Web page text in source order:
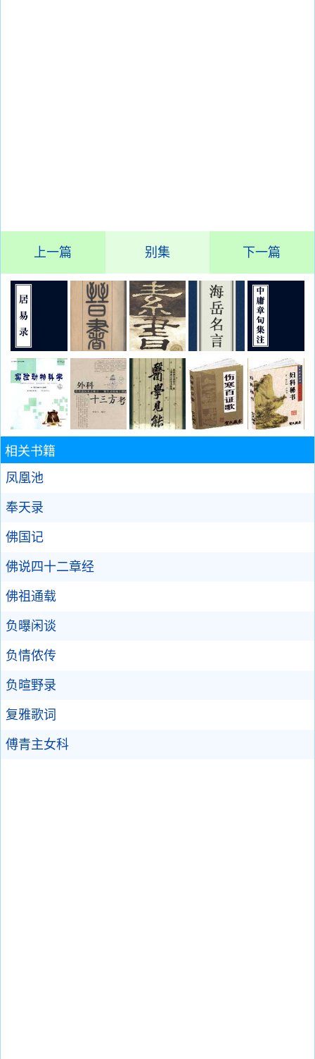
上一篇 别集 下一篇
相关书籍
凤凰池
奉天录
佛国记
佛说四十二章经
佛祖通载
负曝闲谈
负情侬传
负暄野录
复雅歌词
傅青主女科